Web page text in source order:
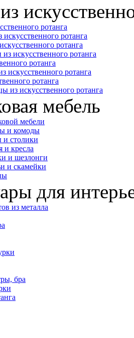
ротанга
ротанга
ротанга
искусственного ротанга
ротанга
искусственного ротанга
ротанга
из искусственного ротанга
мебель
мебели
и комоды
и столики
и кресла
и шезлонги
и скамейки
для
из металла
бра